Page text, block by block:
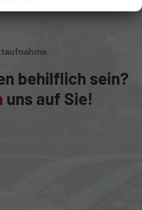
behilflich sein?
uns auf Sie!